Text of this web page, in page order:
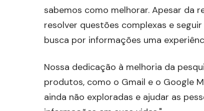
sabemos como melhorar. Apesar da
resolver questões complexas e
busca por informações uma
Nossa dedicação à melhoria da
produtos, como o Gmail e o Google
ainda não exploradas e ajudar as